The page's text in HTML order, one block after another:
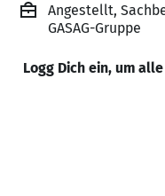
Angestellt,
GASAG-Gruppe
Logg Dich ein, um